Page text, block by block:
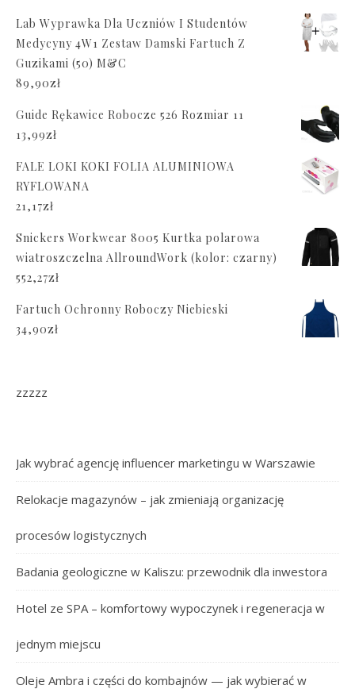
Lab Wyprawka Dla Uczniów I Studentów
Medycyny 4W1 Zestaw Damski Fartuch Z
Guzikami (50) M&C
89,90zł
Guide Rękawice Robocze 526 Rozmiar 11
13,99zł
FALE LOKI KOKI FOLIA ALUMINIOWA
RYFLOWANA
21,17zł
Snickers Workwear 8005 Kurtka polarowa
wiatroszczelna AllroundWork (kolor: czarny)
552,27zł
Fartuch Ochronny Roboczy Niebieski
34,90zł
zzzzz
Jak wybrać agencję influencer marketingu w Warszawie
Relokacje magazynów – jak zmieniają organizację
procesów logistycznych
Badania geologiczne w Kaliszu: przewodnik dla inwestora
Hotel ze SPA – komfortowy wypoczynek i regeneracja w
jednym miejscu
Oleje Ambra i części do kombajnów — jak wybierać w